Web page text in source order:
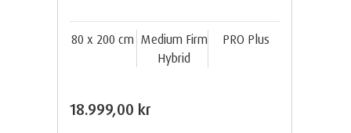
80 x 200 cm Medium Firm
Hybrid
PRO Plus
18.999,00 kr